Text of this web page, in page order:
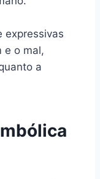
expressivas
e o mal,
a